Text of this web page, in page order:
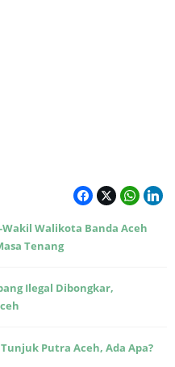
Walikota Banda Aceh
Tenang
Ilegal Dibongkar,
Putra Aceh, Ada Apa?